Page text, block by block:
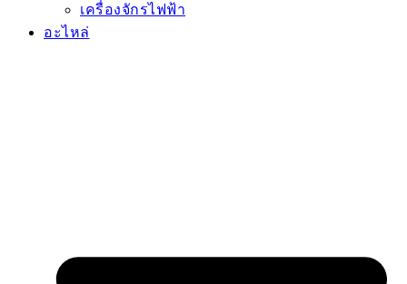
เครื่องจักรไฟฟ้า
อะไหล่